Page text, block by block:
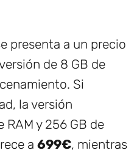
presenta a un precio
de 8 GB de
Si
la versión
RAM y 256 GB de
a 699€, mientras